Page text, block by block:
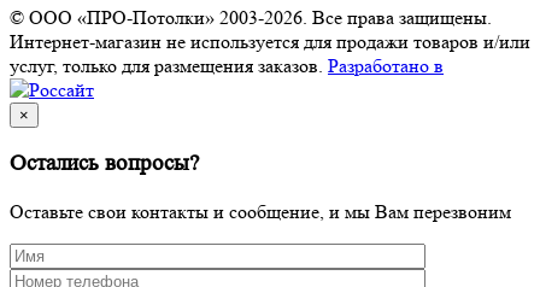
© ООО «ПРО-Потолки» 2003-2026. Все права защищены.
Интернет-магазин не используется для продажи товаров и/или
услуг, только для размещения заказов. Разработано в
×
Остались вопросы?
Оставьте свои контакты и сообщение, и мы Вам перезвоним